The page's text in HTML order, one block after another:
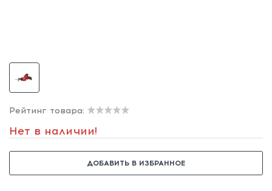
Рейтинг товара:
Нет в наличии!
ДОБАВИТЬ В ИЗБРАННОЕ